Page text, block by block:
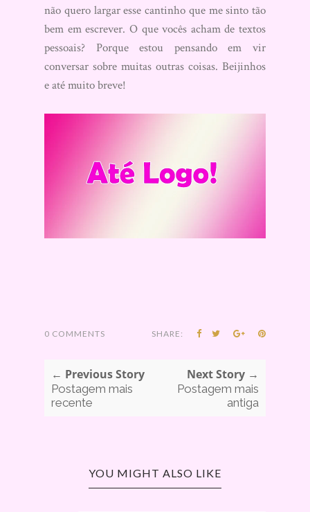
não quero largar esse cantinho que me sinto tão
bem em escrever. O que vocês acham de textos
pessoais? Porque estou pensando em vir
conversar sobre muitas outras coisas. Beijinhos
e até muito breve!
0 COMMENTS SHARE:
← Previous Story
Postagem mais
recente
Next Story →
Postagem mais
antiga
YOU MIGHT ALSO LIKE